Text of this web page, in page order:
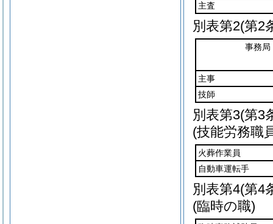
主査
別表第2(第2
事務局
主事
技師
別表第3(第3
(技能労務職
火葬作業員
自動車運転手
別表第4(第4
(臨時の職)